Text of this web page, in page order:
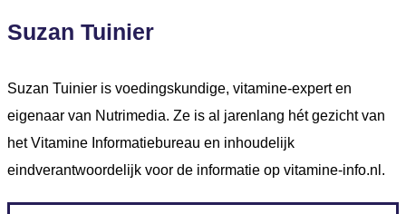
Suzan Tuinier
Suzan Tuinier is voedingskundige, vitamine-expert en
eigenaar van Nutrimedia. Ze is al jarenlang hét gezicht van
het Vitamine Informatiebureau en inhoudelijk
eindverantwoordelijk voor de informatie op vitamine-info.nl.